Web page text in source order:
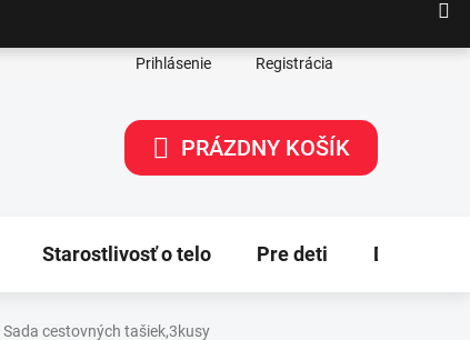
Prihlásenie Registrácia
NÁKUPNÝ
PRÁZDNY KOŠÍK
Starostlivosť o telo Pre deti Dekorácie
Sada cestovných tašiek,3kusy